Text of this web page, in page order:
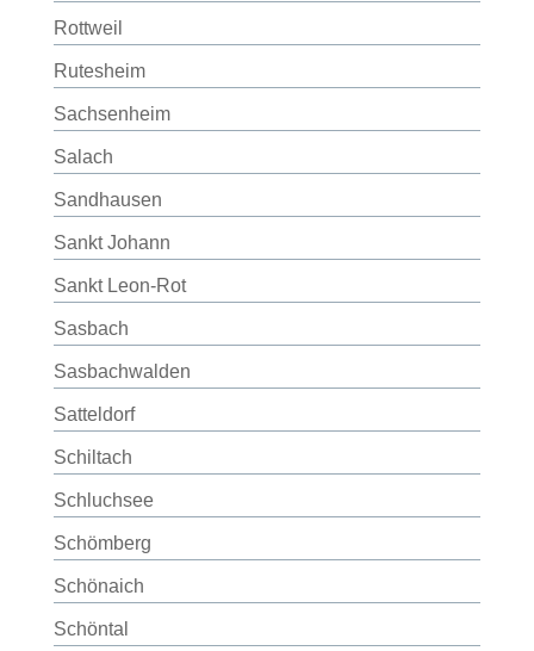
Rottweil
Rutesheim
Sachsenheim
Salach
Sandhausen
Sankt Johann
Sankt Leon-Rot
Sasbach
Sasbachwalden
Satteldorf
Schiltach
Schluchsee
Schömberg
Schönaich
Schöntal